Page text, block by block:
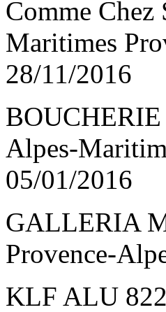
Comme
Maritimes
28/11/2016
Alpes-
05/01/2016
GALLERIA
Provence-
KLF ALU